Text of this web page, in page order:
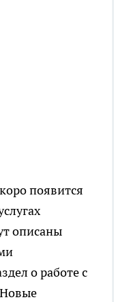
появится
описаны
о работе с